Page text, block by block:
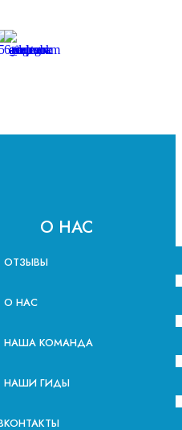
О НАС
ОТЗЫВЫ
О НАС
НАША КОМАНДА
НАШИ ГИДЫ
КОНТАКТЫ